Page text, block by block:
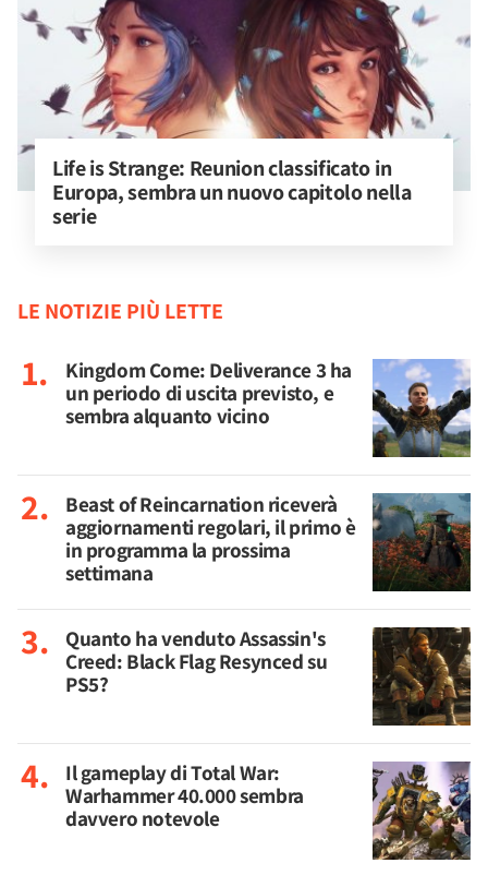
Life is Strange: Reunion classificato in
Europa, sembra un nuovo capitolo nella
serie
LE NOTIZIE PIÙ LETTE
Kingdom Come: Deliverance 3 ha
un periodo di uscita previsto, e
sembra alquanto vicino
Beast of Reincarnation riceverà
aggiornamenti regolari, il primo è
in programma la prossima
settimana
Quanto ha venduto Assassin's
Creed: Black Flag Resynced su
PS5?
Il gameplay di Total War:
Warhammer 40.000 sembra
davvero notevole